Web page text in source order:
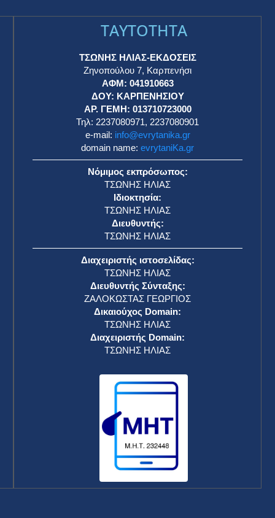
TAYTOTHTA
ΤΣΩΝΗΣ ΗΛΙΑΣ-ΕΚΔΟΣΕΙΣ
Ζηνοπούλου 7, Καρπενήσι
ΑΦΜ: 041910663
ΔΟΥ: ΚΑΡΠΕΝΗΣΙΟΥ
ΑΡ. ΓΕΜΗ: 013710723000
Τηλ: 2237080971, 2237080901
e-mail: info@evrytanika.gr
domain name: evrytaniKa.gr
Νόμιμος εκπρόσωπος:
ΤΣΩΝΗΣ ΗΛΙΑΣ
Ιδιοκτησία:
ΤΣΩΝΗΣ ΗΛΙΑΣ
Διευθυντής:
ΤΣΩΝΗΣ ΗΛΙΑΣ
Διαχειριστής ιστοσελίδας:
ΤΣΩΝΗΣ ΗΛΙΑΣ
Διευθυντής Σύνταξης:
ΖΑΛΟΚΩΣΤΑΣ ΓΕΩΡΓΙΟΣ
Δικαιούχος Domain:
ΤΣΩΝΗΣ ΗΛΙΑΣ
Διαχειριστής Domain:
ΤΣΩΝΗΣ ΗΛΙΑΣ